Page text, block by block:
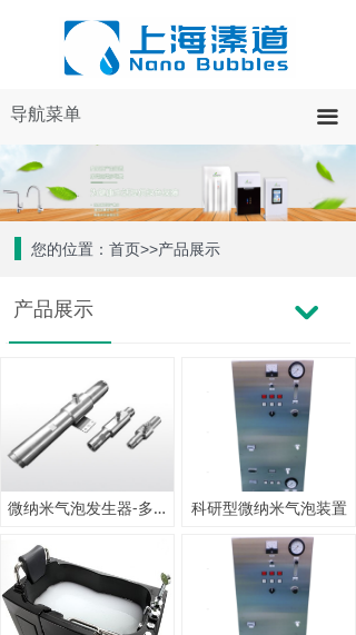
导航菜单 끀
您的位置：首页>>产品展示
微纳米气泡发生器-多种规格对比 科研型微纳米气泡装置
产品展示 낔